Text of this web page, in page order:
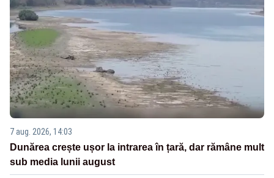
7 aug. 2026, 14:03
Dunărea crește ușor la intrarea în țară, dar rămâne mult
sub media lunii august